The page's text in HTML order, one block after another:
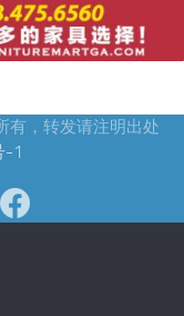
有，转发请注明出处
-1